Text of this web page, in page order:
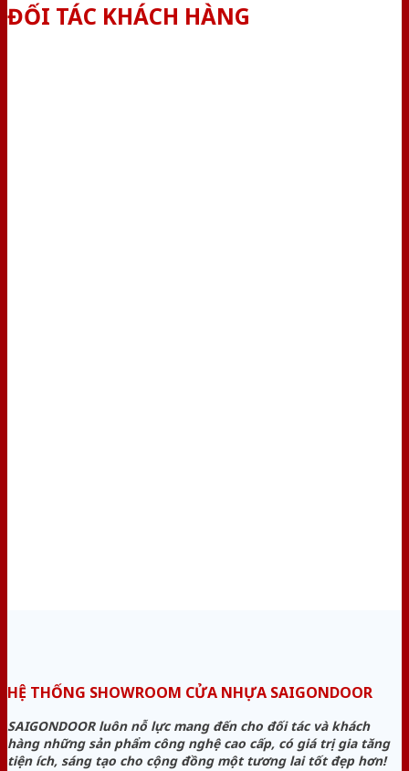
ĐỐI TÁC KHÁCH HÀNG
HỆ THỐNG SHOWROOM CỬA NHỰA SAIGONDOOR
SAIGONDOOR luôn nỗ lực mang đến cho đối tác và khách
hàng những sản phẩm công nghệ cao cấp, có giá trị gia tăng
tiện ích, sáng tạo cho cộng đồng một tương lai tốt đẹp hơn!